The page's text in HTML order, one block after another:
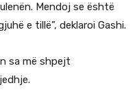
Mendoj se është
e tillë”, deklaroi Gashi.
sa më shpejt